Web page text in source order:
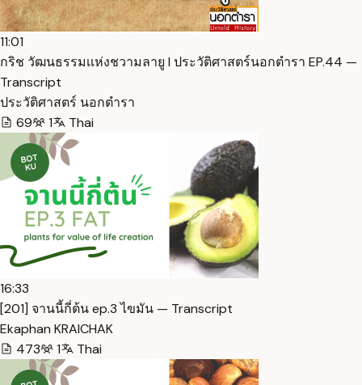
11:01
กริช วัฒนธรรมเเห่งชวามลายู I ประวัติศาสตร์นอกตำรา EP.44 —
Transcript
ประวัติศาสตร์ นอกตํารา
69
1 Thai
16:33
[201] จานนี้กี่ต้น ep.3 ไขมัน — Transcript
Ekaphan KRAICHAK
473
1 Thai